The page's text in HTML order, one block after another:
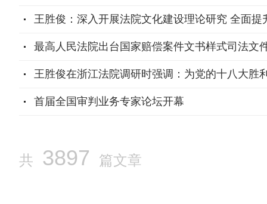
王胜俊：深入开展法院文化建设理论研究 全面提
最高人民法院出台国家赔偿案件文书样式司法文
王胜俊在浙江法院调研时强调：为党的十八大胜
首届全国审判业务专家论坛开幕
共 3897 篇文章